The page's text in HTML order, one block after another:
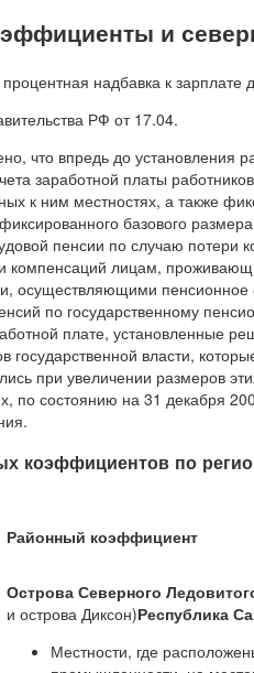
и
РФ от 17.04.
что впредь до установления
заработной платы
к ним местностях, а также
базового
пенсии по случаю потери
компенсаций лицам,
осуществляющими
по государственному
плате, установленные
власти,
при увеличении размеров
по состоянию на 31 декабря
коэффициентов по
Районный коэффициент
Острова Северного
и острова Диксон)Республика
Местности, где